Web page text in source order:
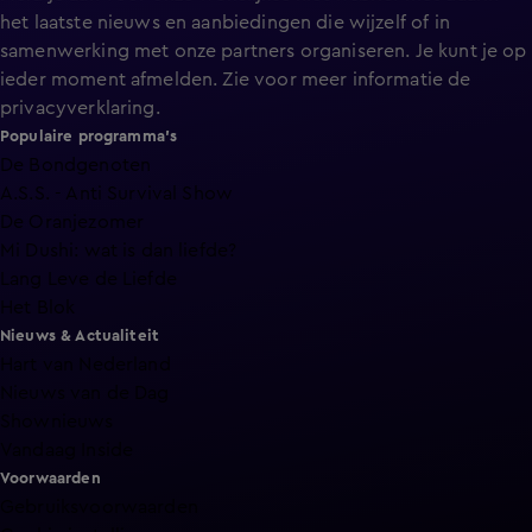
het laatste nieuws en aanbiedingen die wijzelf of in
samenwerking met onze partners organiseren. Je kunt je op
ieder moment afmelden. Zie voor meer informatie de
privacyverklaring.
Populaire programma's
De Bondgenoten
A.S.S. - Anti Survival Show
De Oranjezomer
Mi Dushi: wat is dan liefde?
Lang Leve de Liefde
Het Blok
Nieuws & Actualiteit
Voorwaarden